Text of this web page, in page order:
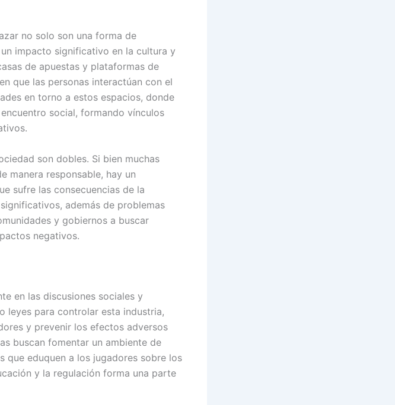
no solo son una forma de
impacto significativo en la cultura y
de apuestas y plataformas de
que las personas interactúan con el
en torno a estos espacios, donde
social, formando vínculos
son dobles. Si bien muchas
manera responsable, hay un
sufre las consecuencias de la
además de problemas
y gobiernos a buscar
negativos.
en las discusiones sociales y
leyes para controlar esta industria,
y prevenir los efectos adversos
buscan fomentar un ambiente de
que eduquen a los jugadores sobre los
y la regulación forma una parte